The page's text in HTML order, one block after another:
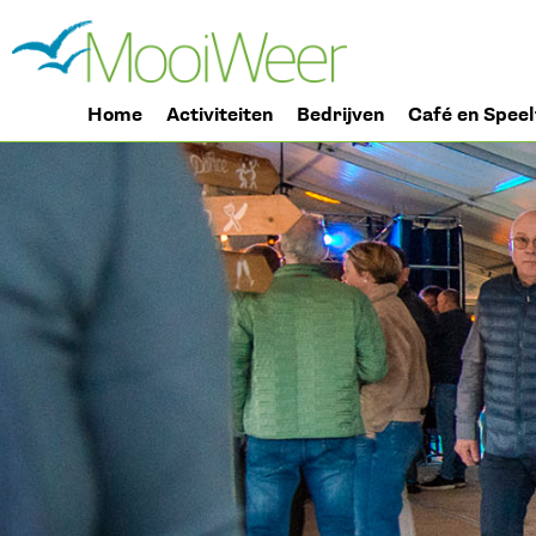
Home Activiteiten Bedrijven Café en